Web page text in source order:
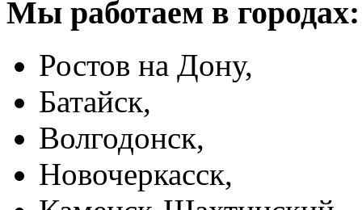
Мы работаем в городах:
Ростов на Дону,
Батайск,
Волгодонск,
Новочеркасск,